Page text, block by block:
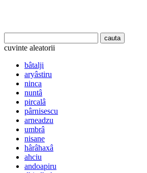
cuvinte aleatorii
bâtalji
aryâstiru
ninca
nuntâ
pircalâ
pârnisescu
arneadzu
umbrâ
nisane
hârâhaxâ
ahciu
andoapiru